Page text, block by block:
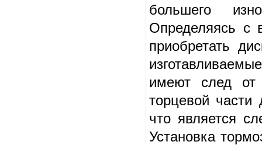
большего
Определяясь с
приобретать
имеют след от
торцевой
что является
Установка